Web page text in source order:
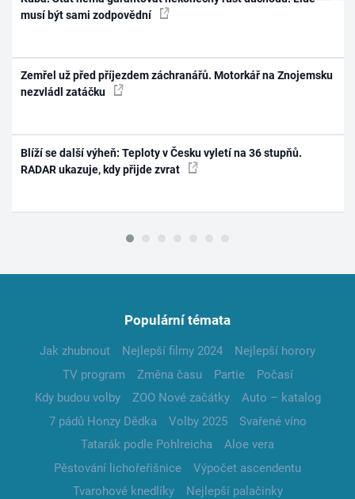
musí být sami zodpovědní
Zemřel už před příjezdem záchranářů. Motorkář na Znojemsku
nezvládl zatáčku
Blíží se další výheň: Teploty v Česku vyletí na 36 stupňů.
RADAR ukazuje, kdy přijde zvrat
Populární témata
Jak zhubnout Nejlepší filmy 2024
Nejlepší horory
TV program
Změna času Partie
Počasí
Kdy budou volby
ZOO Nové začátky
Auto – katalog
7 pádů Honzy Dědka
Volby 2025
Svařené víno
Tatarák podle Pohlreicha
Aloe vera
Pěstování lichořeřišnice
Výpočet ascendentu
Tvarohové knedlíky
Nejlepší palačinky